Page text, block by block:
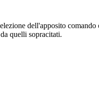
dell'apposito
quelli sopracitati.